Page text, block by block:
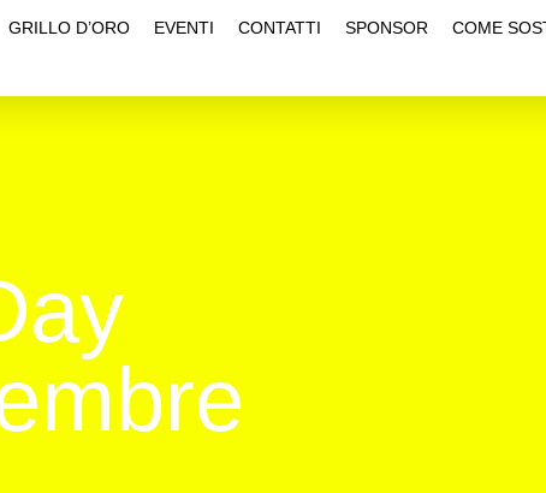
GRILLO D’ORO EVENTI CONTATTI SPONSOR COME